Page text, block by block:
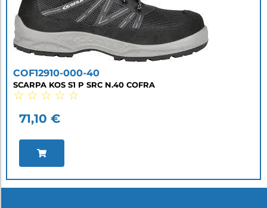
COF12910-000-40
SCARPA KOS S1 P SRC N.40 COFRA
☆ ☆ ☆ ☆ ☆
71,10 €